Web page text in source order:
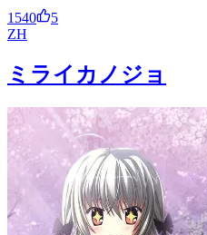
1540
5
ZH
ミライカノジョ